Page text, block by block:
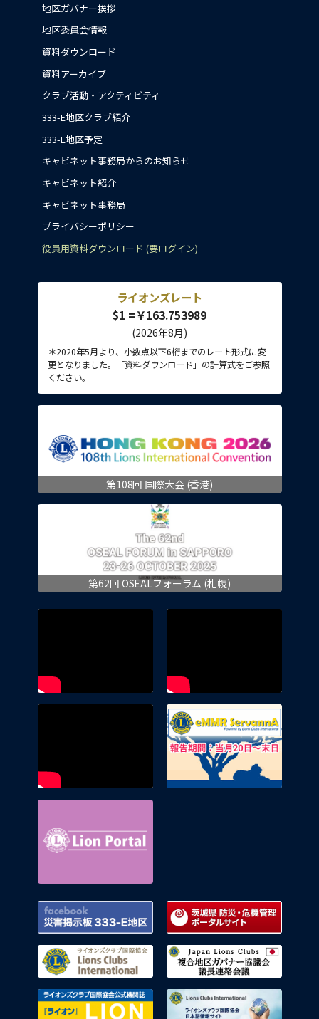
地区ガバナー挨拶
地区委員会情報
資料ダウンロード
資料アーカイブ
クラブ活動・アクティビティ
333-E地区クラブ紹介
333-E地区予定
キャビネット事務局からのお知らせ
キャビネット紹介
キャビネット事務局
プライバシーポリシー
役員用資料ダウンロード (要ログイン)
ライオンズレート
$1 =￥163.753989
(2026年8月)
＊2020年5月より、小数点以下6桁までのレート形式に変
更となりました。「資料ダウンロード」の計算式をご参照
ください。
第108回 国際大会 (香港)
第62回 OSEALフォーラム (札幌)
Facebook 災害掲示板 333-E地区
ライオンズクラブ国際協会
ライオンズクラブ国際協会公式機関